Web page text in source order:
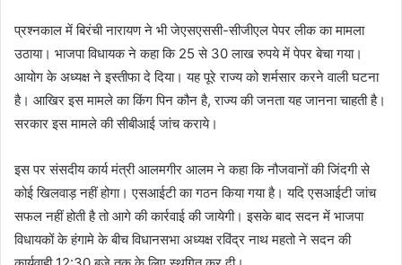
प्रश्नकाल में बिरंची नारायण ने भी जेएसएससी-सीजीएल पेपर लीक का मामला
उठाया। भाजपा विधायक ने कहा कि 25 से 30 लाख रुपये में पेपर बेचा गया।
आयोग के अध्यक्ष ने इस्तीफा दे दिया। यह पूरे राज्य को शर्मसार करने वाली घटना
है। आखिर इस मामले का किंग पिन कौन है, राज्य की जनता यह जानना चाहती है।
सरकार इस मामले की सीबीआई जांच कराये।
इस पर संसदीय कार्य मंत्री आलमगीर आलम ने कहा कि नौजवानों की जिंदगी से
कोई खिलवाड़ नहीं होगा। एसआईटी का गठन किया गया है। यदि एसआईटी जांच
सफल नहीं होती है तो आगे की कार्रवाई की जायेगी। इसके बाद सदन में भाजपा
विधायकों के हंगामे के बीच विधानसभा अध्यक्ष रविंद्र नाथ महतो ने सदन की